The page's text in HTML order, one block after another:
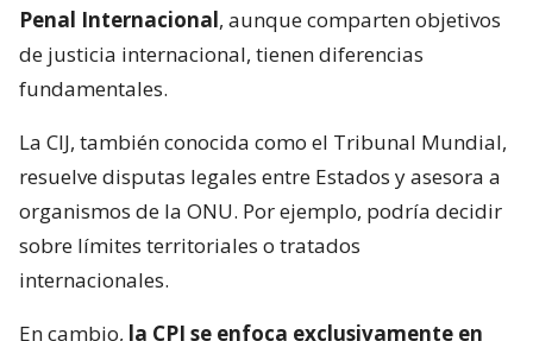
Penal Internacional, aunque comparten objetivos
de justicia internacional, tienen diferencias
fundamentales.
La CIJ, también conocida como el Tribunal Mundial,
resuelve disputas legales entre Estados y asesora a
organismos de la ONU. Por ejemplo, podría decidir
sobre límites territoriales o tratados
internacionales.
En cambio, la CPI se enfoca exclusivamente en